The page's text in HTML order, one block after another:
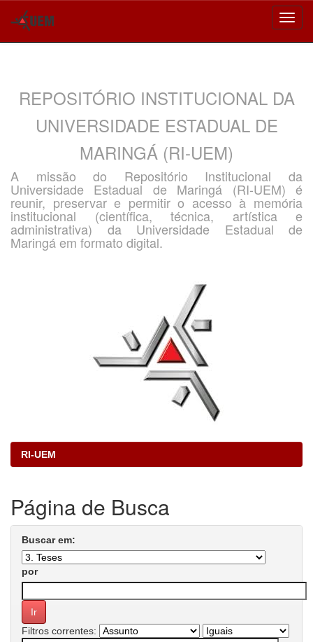
REPOSITÓRIO INSTITUCIONAL DA
UNIVERSIDADE ESTADUAL DE
MARINGÁ (RI-UEM)
A missão do Repositório Institucional da
Universidade Estadual de Maringá (RI-UEM) é
reunir, preservar e permitir o acesso à memória
institucional (científica, técnica, artística e
administrativa) da Universidade Estadual de
Maringá em formato digital.
RI-UEM
Página de Busca
Buscar em:
por
Filtros correntes: